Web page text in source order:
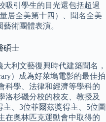
吸引學生的目光還包括超過
居全美第十四）、聞名全美
術團體表演。
碩士
利文藝復興時代建築聞名，
）成為好萊塢電影的最佳拍
科學、法律和經濟等學科的
洛杉磯分校的校友、教授及
、3位菲爾茲獎得主、5位圖
在奧林匹克運動會中取得的